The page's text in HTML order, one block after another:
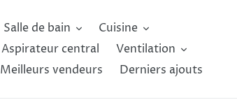
Salle de bain
Cuisine
Aspirateur central
Ventilation
Meilleurs vendeurs Derniers ajouts